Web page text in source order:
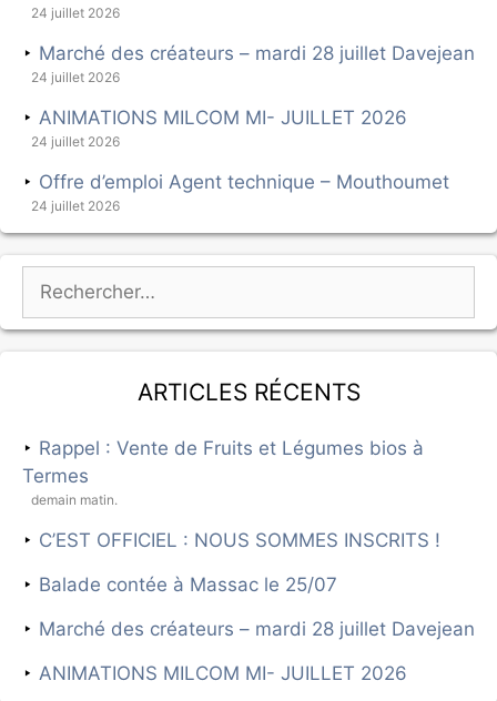
24 juillet 2026
Marché des créateurs – mardi 28 juillet Davejean
24 juillet 2026
ANIMATIONS MILCOM MI- JUILLET 2026
24 juillet 2026
Offre d’emploi Agent technique – Mouthoumet
24 juillet 2026
Articles récents
Rappel : Vente de Fruits et Légumes bios à
Termes
demain matin.
C’EST OFFICIEL : NOUS SOMMES INSCRITS !
Balade contée à Massac le 25/07
Marché des créateurs – mardi 28 juillet Davejean
ANIMATIONS MILCOM MI- JUILLET 2026